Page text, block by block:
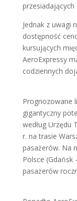
przesiadających
Jednak z uwagi
dostępność
kursujących
AeroExpressy
codziennych
Prognozowane
gigantyczny
według Urzędu
r. na trasie
pasażerów. Na
Polsce (Gdańsk
pasażerów